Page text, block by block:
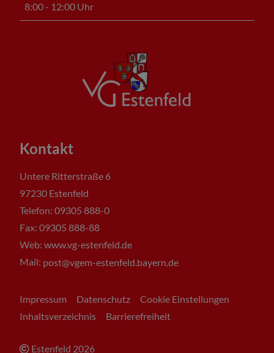
8:00 - 12:00 Uhr
Kontakt
Untere Ritterstraße 6
97230 Estenfeld
Telefon: 09305 888-0
Fax: 09305 888-88
Web: www.vg-estenfeld.de
Mail: post@vgem-estenfeld.bayern.de
Impressum Datenschutz
Cookie Einstellungen
Inhaltsverzeichnis
Barrierefreiheit
Estenfeld 2026